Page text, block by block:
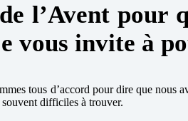
l’Avent pour
vous invite à
tous d’accord pour dire que nous
souvent difficiles à trouver.